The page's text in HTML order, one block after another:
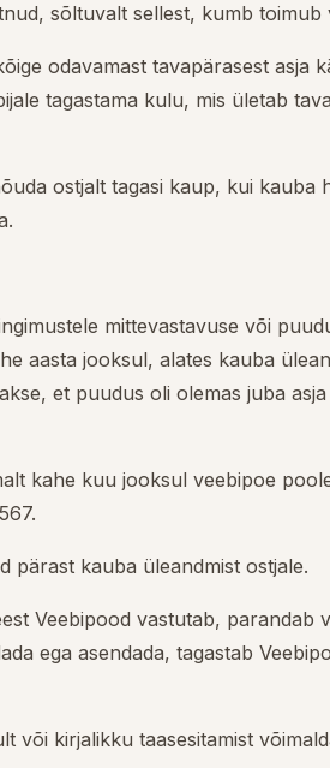
sõltuvalt sellest, kumb toimub
odavamast tavapärasest asja
tagastama kulu, mis ületab
ostjalt tagasi kaup, kui kauba
mittevastavuse või
aasta jooksul, alates kauba
et puudus oli olemas juba
kahe kuu jooksul veebipoe
pärast kauba üleandmist ostjale.
Veebipood vastutab, parandab
ega asendada, tagastab
või kirjalikku taasesitamist